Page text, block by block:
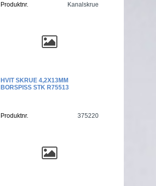
Produktnr. Kanalskrue
HVIT SKRUE 4,2X13MM
BORSPISS STK R75513
Produktnr. 375220